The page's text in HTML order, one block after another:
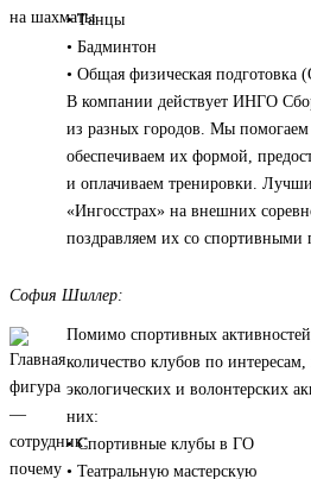
• Танцы
• Бадминтон
• Общая физическая
В компании действует ИНГО
из разных городов. Мы помогаем
обеспечиваем их формой,
и оплачиваем тренировки.
«Ингосстрах» на внешних
поздравляем их со спортивными
София Шиллер:
Помимо спортивных
количество клубов по интересам,
экологических и волонтерских
них:
• Спортивные клубы в ГО
• Театральную мастерскую